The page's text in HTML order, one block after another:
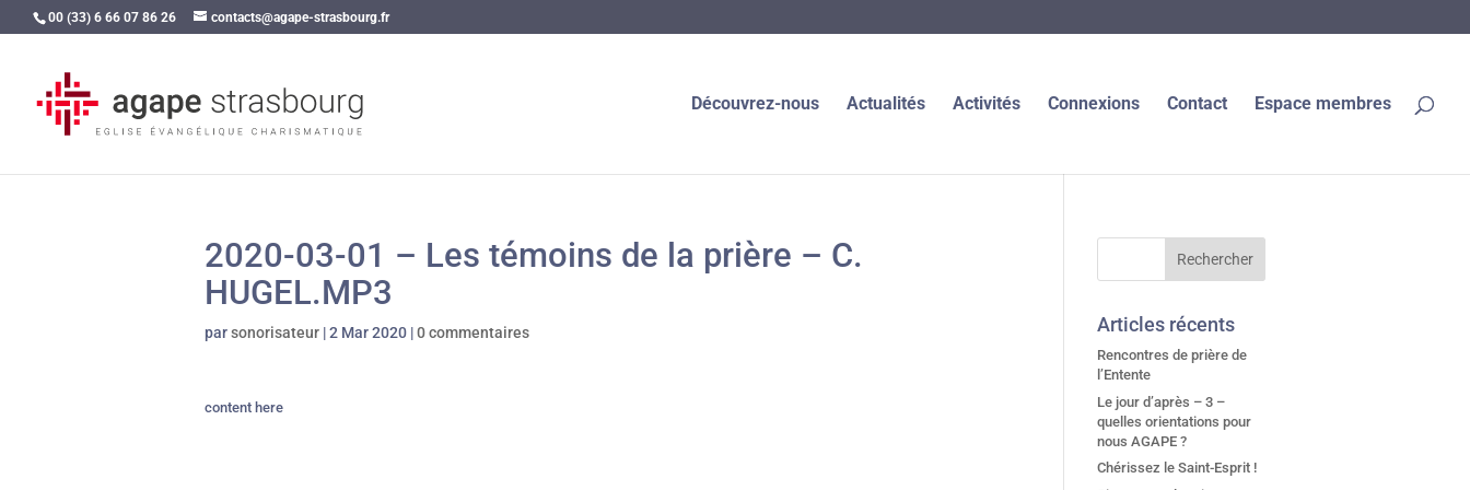
00 (33) 6 66 07 86 26 contacts@agape-strasbourg.fr
Découvrez-nous Actualités Activités Connexions Contact Espace membres
2020-03-01 – Les témoins de la prière – C.
HUGEL.MP3
parsonorisateur |2 Mar 2020 |0 commentaires
content here
Articles récents
Rencontres de prière de
l’Entente
Le jour d’après – 3 –
quelles orientations pour
nous AGAPE ?
Chérissez le Saint-Esprit !